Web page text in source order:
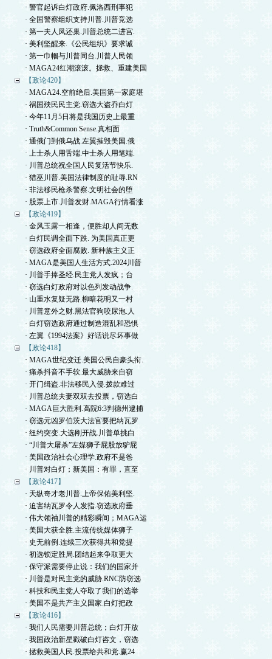
· 警官起诉白灯政府.佩洛西刑事犯
· 全国警察组织支持川普.川普竞选
· 第一夫人凤还巢.川普总统二进宫.
· 美利坚醒来.《公民组织》要求诚
· 第一巾帼与川普同台.川普人民领
· MAGA24红潮滚滚。拯救、重建美国
【政论420】
· MAGA24.空前绝后.美国第一家庭堪
· 祸国殃民民主党.窃选大盗乔白灯
· 今年11月5日将是我国历史上最重
· Truth&Common Sense.真相面
· 通俄门到俄乌战.左翼摧毁美国.俄
· 上士杀人用舌端.中士杀人用笔端.
· 川普总统祝全国人民复活节快乐.
· 猎巫川普.美国法律制度的耻辱.RN
· 非法移民枪杀警察.文明社会的堕
· 股票上市.川普发财.MAGA行情看涨
【政论419】
· 金风玉露一相逢，便胜却人间无数
· 白灯民调全面下跌. 为美国真正更
· 窃选政府全面腐败. 新种族主义正
· MAGA是美国人生活方式.2024川普
· 川普手捧圣经.民主党人发疯；台
· 窃选白灯政府对以色列发动战争.
· 山重水复疑无路.柳暗花明又一村
· 川普意外之财.黑法官狗咬尿泡.人
· 白灯窃选政府通过制造混乱和恐惧
· 左翼《1994法案》好话说尽坏事做
【政论418】
· MAGA世纪变迁.美国公民自豪头衔.
· 痛杀抖音不手软.最大威胁来自窃
· 开门缉盗.非法移民入侵.拨款难过
· 川普总统夫妻双双去投票，窃选白
· MAGA巨大胜利.高院6:3判德州逮捕
· 窃选元凶罗伯茨大法官要把纳瓦罗
· 纽约突变.大选刚开战.川普单挑白
· “川普大屠杀”左媒狮子屁股放驴屁
· 美国政治社会心理学.政府不是爸
· 川普对白灯；新美国：有罪，直至
【政论417】
· 天纵奇才老川普.上帝保佑美利坚.
· 迫害纳瓦罗令人发指.窃选政府垂
· 伟大领袖川普的精彩瞬间；MAGA运
· 美国大获全胜.主流传统媒体狮子
· 史无前例.连续三次获得共和党提
· 初选锁定胜局.团结起来争取更大
· 保守派需要停止说：我们的国家并
· 川普是对民主党的威胁.RNC防窃选
· 科技和民主党人夺取了我们的选举
· 美国不是共产主义国家.白灯把政
【政论416】
· 我们人民需要川普总统；白灯开放
· 我国政治新星戳破白灯咨文，窃选
· 拯救美国人民.投票给共和党.赢24